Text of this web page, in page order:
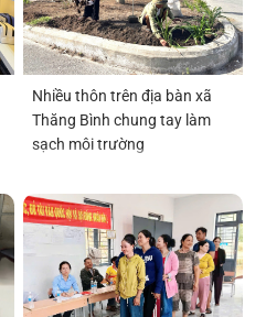
Nhiều thôn trên địa bàn xã
Thăng Bình chung tay làm
sạch môi trường